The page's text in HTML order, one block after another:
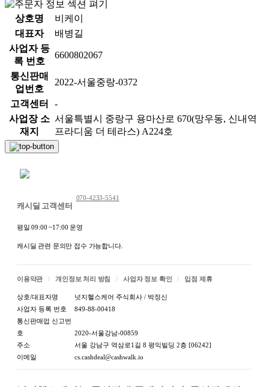
상품 정보고시
항목
1.식품등의표시·광고에관한법률에 따른 표
시사항
[상세
1-1.제품명
1-2.식품의 유형
수입자 및 제조국)
1-4.제조연월일,유통기한 또는 품질유지기한
상호명
비케이
대표자
배병길
사업자 등
록 번호
6600802067
통신판매
업번호
2022-서울중랑-0372
고객센터
-
사업장 소
재지
서울특별시 중랑구 용마산로 670(망우동, 신내역
프라디움 더 테라스) A224호
캐시딜 고객센터
070-4233-5541
평일 09:00 ~17:00 운영
캐시딜 관련 문의만 접수 가능합니다.
이용약관 개인정보 처리 방침 사업자 정보 확인 입점 제휴
상호/대표자명
넛지헬스케어 주식회사 / 박정신
사업자 등록 번호
849-88-00418
통신판매업 신고번
호
2020-서울강남-00859
주소
서울 강남구 역삼로1길 8 평익빌딩 2층 [06242]
이메일
cs.cashdeal@cashwalk.io